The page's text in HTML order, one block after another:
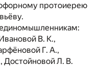
протоиерею
В. К.,
Г. А.,
Достойновой Л. В.